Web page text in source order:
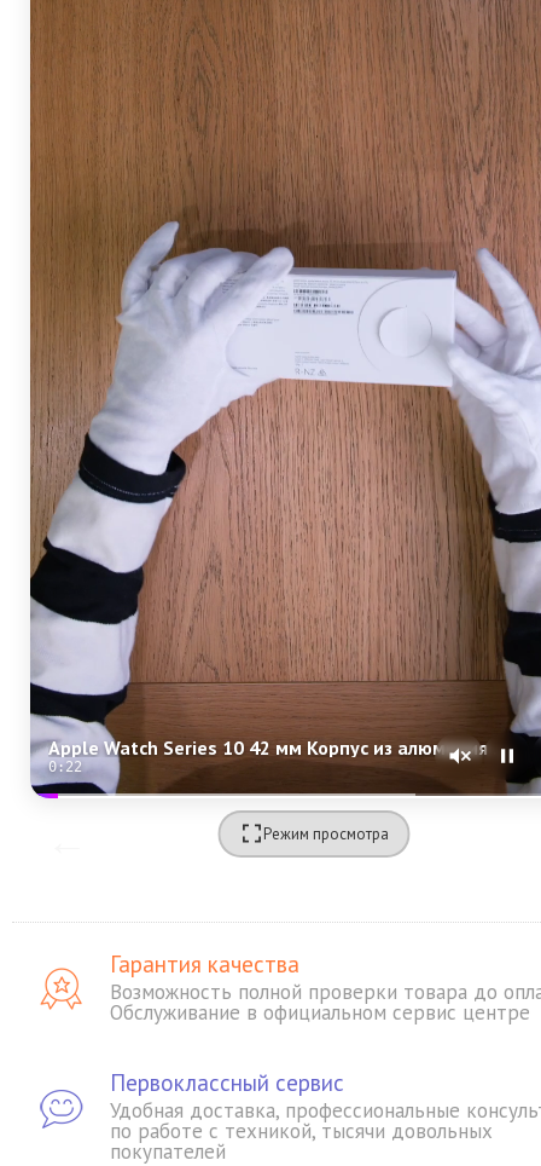
Apple Watch Series 10 42 мм Корпус из алюминия «Rose Gold» Спортивная петля «Plum»
0:20
Режим просмотра
Гарантия качества
Возможность полной проверки товара до
Обслуживание в официальном сервис центре
Первоклассный сервис
Удобная доставка, профессиональные
по работе с техникой, тысячи довольных
покупателей